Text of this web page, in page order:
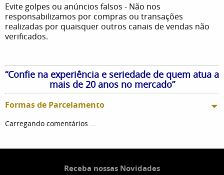
Evite golpes ou anúncios falsos - Não nos
responsabilizamos por compras ou transações
realizadas por quaisquer outros canais de vendas não
verificados.
“Confie na experiência e seriedade de quem atua a
mais de 20 anos no mercado”
Formas de Parcelamento
Carregando comentários ...
Receba nossas Novidades